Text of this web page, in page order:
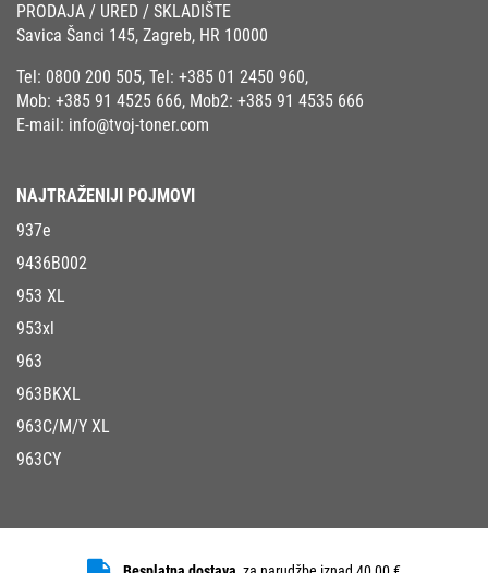
PRODAJA / URED / SKLADIŠTE
Savica Šanci 145, Zagreb, HR 10000
Tel: 0800 200 505, Tel: +385 01 2450 960,
Mob: +385 91 4525 666, Mob2: +385 91 4535 666
E-mail: info@tvoj-toner.com
NAJTRAŽENIJI POJMOVI
937e
9436B002
953 XL
953xl
963
963BKXL
963C/M/Y XL
963CY